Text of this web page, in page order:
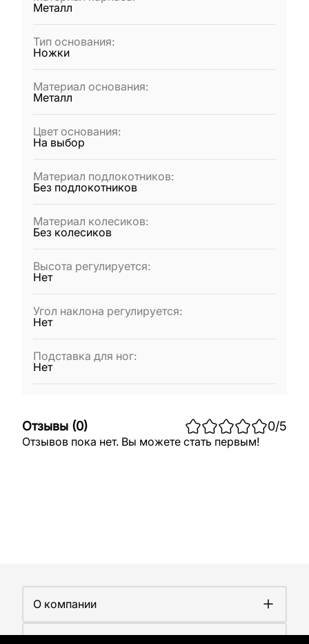
Металл
Тип основания:
Ножки
Материал основания:
Металл
Цвет основания:
На выбор
Материал подлокотников:
Без подлокотников
Материал колесиков:
Без колесиков
Высота регулируется:
Нет
Угол наклона регулируется:
Нет
Подставка для ног:
Нет
Отзывы (0) 0/5
Отзывов пока нет. Вы можете стать первым!
О компании